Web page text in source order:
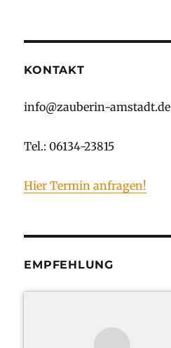
KONTAKT
info@zauberin-amstadt.de
Tel.: 06134-23815
Hier Termin anfragen!
EMPFEHLUNG